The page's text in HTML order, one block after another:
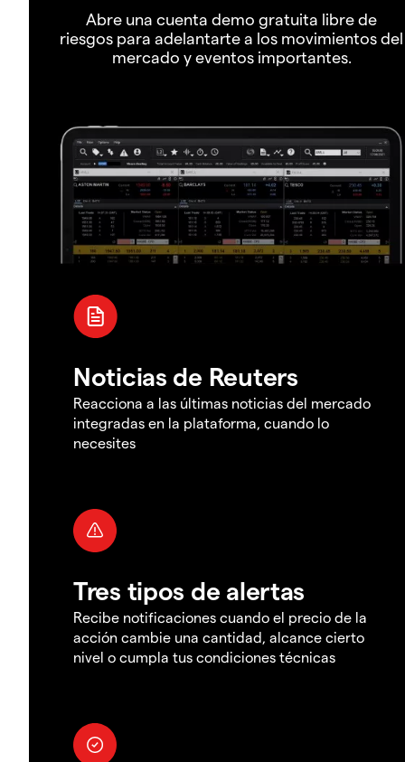
Abre una cuenta demo gratuita libre de
riesgos para adelantarte a los movimientos del
mercado y eventos importantes.
Noticias de Reuters
Reacciona a las últimas noticias del mercado
integradas en la plataforma, cuando lo
necesites
Tres tipos de alertas
Recibe notificaciones cuando el precio de la
acción cambie una cantidad, alcance cierto
nivel o cumpla tus condiciones técnicas